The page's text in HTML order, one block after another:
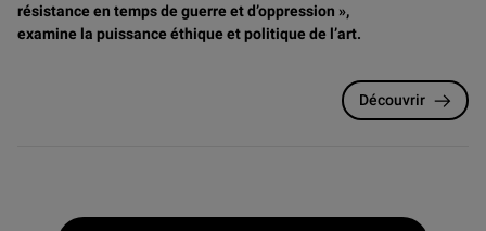
résistance en temps de guerre et d’oppression »,
examine la puissance éthique et politique de l’art.
Découvrir